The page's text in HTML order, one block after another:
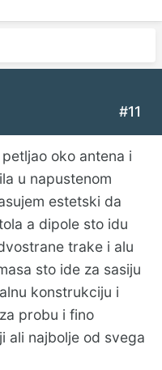
#11
oko antena i
u napustenom
estetski da
a dipole sto idu
trake i alu
sto ide za sasiju
konstrukciju i
probu i fino
ali najbolje od svega